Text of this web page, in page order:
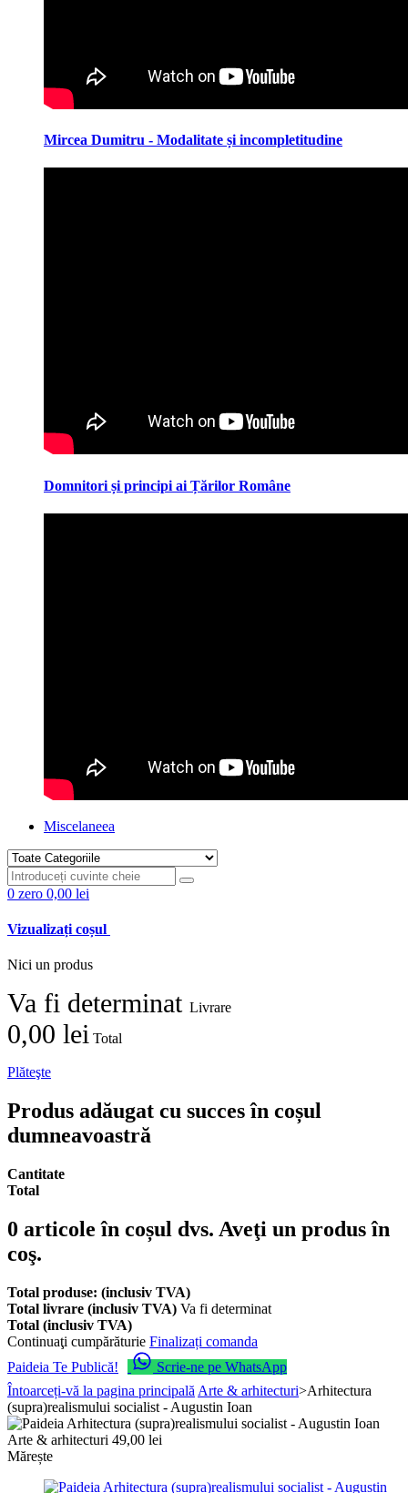
Mircea Dumitru - Modalitate și incompletitudine
Domnitori și principi ai Țărilor Române
Miscelaneea
0 zero 0,00 lei
Vizualizați coșul
Nici un produs
Va fi determinat Livrare
0,00 lei Total
Plăteşte
Produs adăugat cu succes în coșul
dumneavoastră
Cantitate
Total
0 articole în coșul dvs. Aveţi un produs în
coş.
Total produse: (inclusiv TVA)
Total livrare (inclusiv TVA) Va fi determinat
Total (inclusiv TVA)
Continuaţi cumpărăturie Finalizați comanda
Paideia Te Publică!
Scrie-ne pe WhatsApp
Întoarceți-vă la pagina principală Arte & arhitecturi>Arhitectura
(supra)realismului socialist - Augustin Ioan
Mărește